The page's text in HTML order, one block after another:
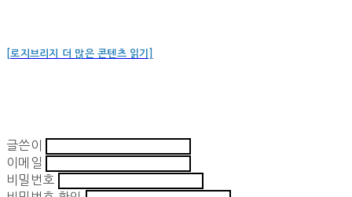
[로지브리지 더 많은 콘텐츠 읽기]
글쓴이
이메일
비밀번호